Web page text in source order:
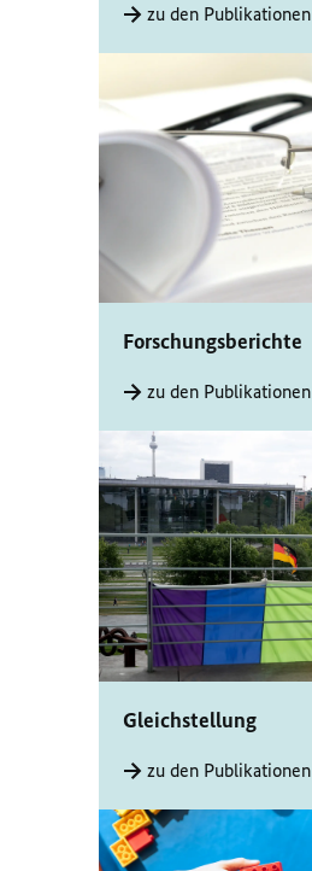
zu den Publikationen
Forschungsberichte
zu den Publikationen
Gleichstellung
zu den Publikationen